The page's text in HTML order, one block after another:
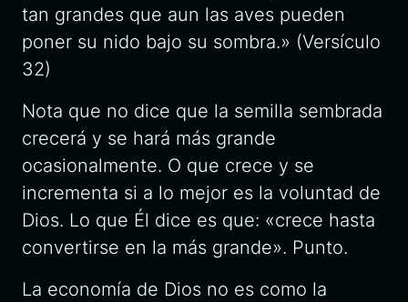
tan grandes que aun las aves pueden
poner su nido bajo su sombra.» (Versículo
32)
Nota que no dice que la semilla sembrada
crecerá y se hará más grande
ocasionalmente. O que crece y se
incrementa si a lo mejor es la voluntad de
Dios. Lo que Él dice es que: «crece hasta
convertirse en la más grande». Punto.
La economía de Dios no es como la